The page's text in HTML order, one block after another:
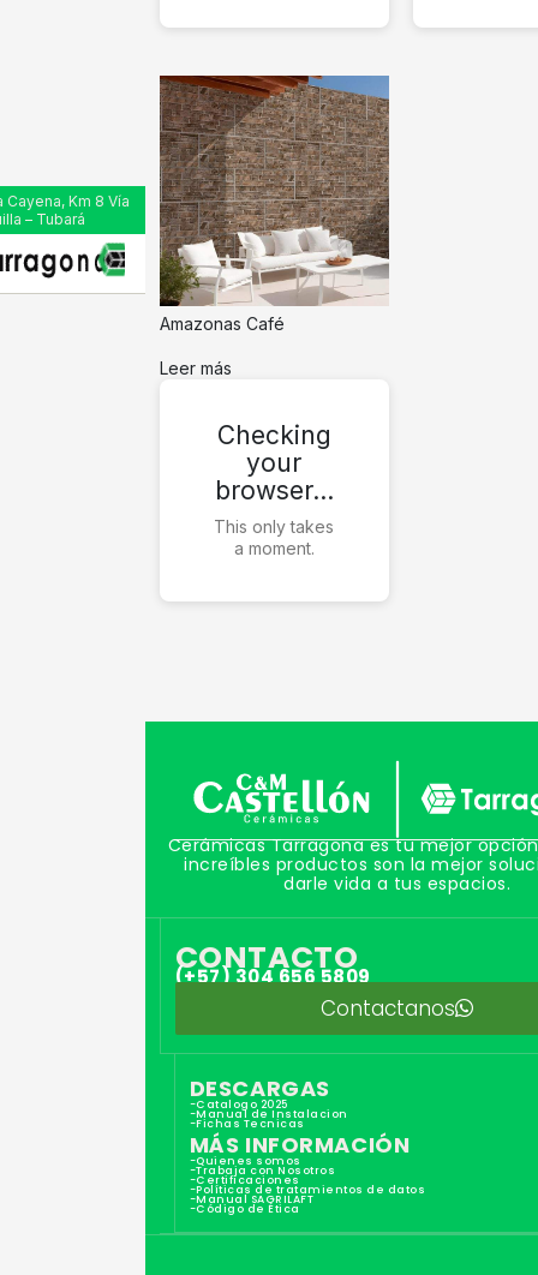
Cayena, Km 8 Vía
– Tubará
Amazonas Café
Leer más
Checking
your
browser…
This only takes
a moment.
Cerámicas Tarragona es tu mejor
increíbles productos son la mejor
darle vida a tus espacios.
CONTACTO
(+57) 304 656 5809
Contactanos
DESCARGAS
-Catalogo 2025
-Manual de Instalacion
-Fichas Tecnicas
MÁS INFORMACIÓN
-Quienes somos
-Trabaja con Nosotros
-Certificaciones
-Políticas de tratamientos de datos
-Manual SAGRILAFT
-Código de Ética